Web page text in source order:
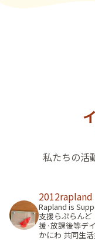
私たちの活
2012rapland
Rapland is
支援らぷらんど
援·放課後等デ
かにわ 共同生